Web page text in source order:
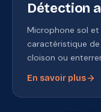
Détection
Microphone sol
caractéristique
cloison ou
En savoir plusarrow_forward